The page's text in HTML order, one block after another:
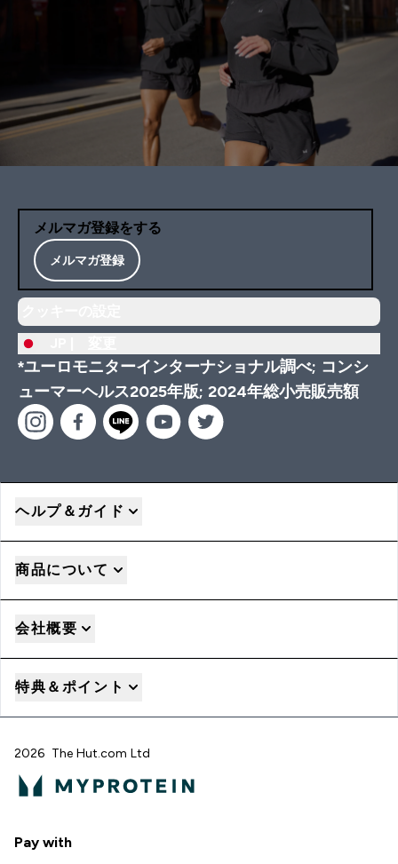
メルマガ登録をする
メルマガ登録
*ユーロモニターインターナショナル調べ; コンシ
ューマーヘルス2025年版; 2024年総小売販売額
ヘルプ＆ガイド
商品について
会社概要
特典＆ポイント
2026 The Hut.com Ltd
Pay with